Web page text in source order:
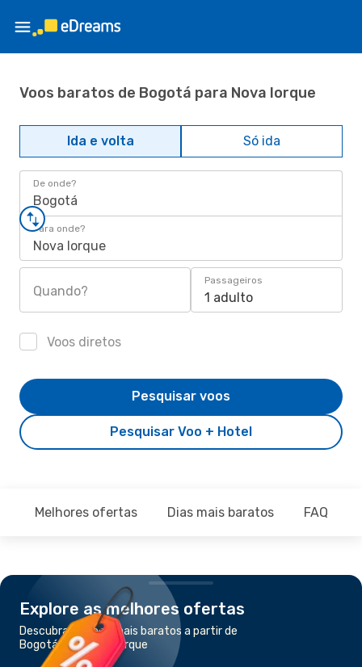
Voos baratos de Bogotá para Nova Iorque
Ida e volta Só ida
De onde?
Bogotá
Para onde?
Nova Iorque
Quando?
Passageiros
1 adulto
Voos diretos
Pesquisar Voo + Hotel
Pesquisar voos
Melhores ofertas Dias mais baratos FAQ
Explore as melhores ofertas
Descubra os voos mais baratos a partir de
Bogotá para Nova Iorque